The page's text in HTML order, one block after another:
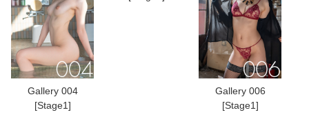
Gallery 004
[Stage1]
Gallery 006
[Stage1]